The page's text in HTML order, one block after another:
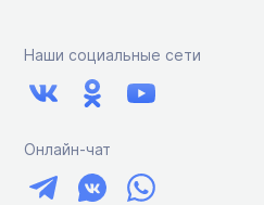
Наши социальные сети
Онлайн-чат